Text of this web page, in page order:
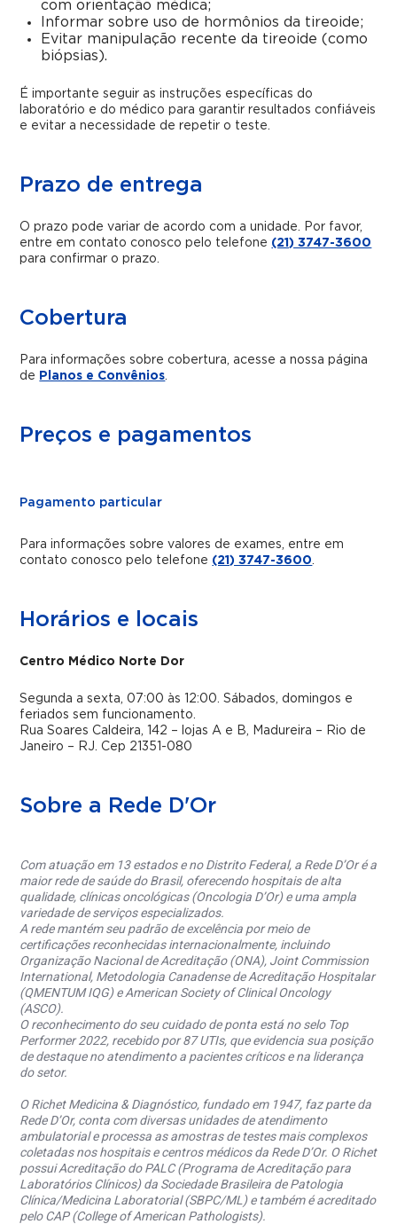
com orientação médica;
Informar sobre uso de hormônios da tireoide;
Evitar manipulação recente da tireoide (como
biópsias).
É importante seguir as instruções específicas do
laboratório e do médico para garantir resultados confiáveis
e evitar a necessidade de repetir o teste.
Prazo de entrega
O prazo pode variar de acordo com a unidade. Por favor,
entre em contato conosco pelo telefone (21) 3747-3600
para confirmar o prazo.
Cobertura
Para informações sobre cobertura, acesse a nossa página
de Planos e Convênios.
Preços e pagamentos
Pagamento particular
Para informações sobre valores de exames, entre em
contato conosco pelo telefone (21) 3747-3600.
Horários e locais
Centro Médico Norte Dor
Segunda a sexta, 07:00 às 12:00. Sábados, domingos e
feriados sem funcionamento.
Rua Soares Caldeira, 142 – lojas A e B, Madureira – Rio de
Janeiro – RJ. Cep 21351-080
Sobre a Rede D'Or
Com atuação em 13 estados e no Distrito Federal, a Rede D’Or é a
maior rede de saúde do Brasil, oferecendo hospitais de alta
qualidade, clínicas oncológicas (Oncologia D’Or) e uma ampla
variedade de serviços especializados.
A rede mantém seu padrão de excelência por meio de
certificações reconhecidas internacionalmente, incluindo
Organização Nacional de Acreditação (ONA), Joint Commission
International, Metodologia Canadense de Acreditação Hospitalar
(QMENTUM IQG) e American Society of Clinical Oncology
(ASCO).
O reconhecimento do seu cuidado de ponta está no selo Top
Performer 2022, recebido por 87 UTIs, que evidencia sua posição
de destaque no atendimento a pacientes críticos e na liderança
do setor.
O Richet Medicina & Diagnóstico, fundado em 1947, faz parte da
Rede D’Or, conta com diversas unidades de atendimento
ambulatorial e processa as amostras de testes mais complexos
coletadas nos hospitais e centros médicos da Rede D’Or. O Richet
possui Acreditação do PALC (Programa de Acreditação para
Laboratórios Clínicos) da Sociedade Brasileira de Patologia
Clínica/Medicina Laboratorial (SBPC/ML) e também é acreditado
pelo CAP (College of American Pathologists).